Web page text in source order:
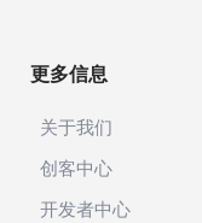
更多信息
关于我们
创客中心
开发者中心